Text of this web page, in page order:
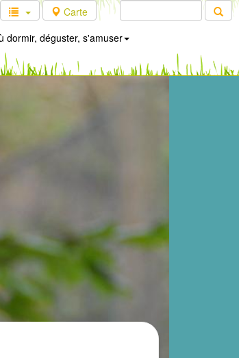
Carte
dormir, déguster, s'amuser